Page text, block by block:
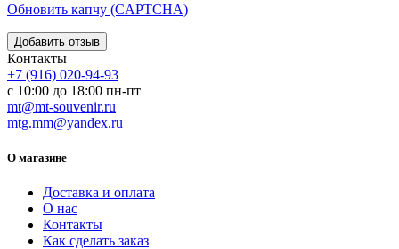
Обновить капчу (CAPTCHA)
Контакты
+7 (916) 020-94-93
с 10:00 до 18:00 пн-пт
mt@mt-souvenir.ru
mtg.mm@yandex.ru
О магазине
Доставка и оплата
О нас
Контакты
Как сделать заказ